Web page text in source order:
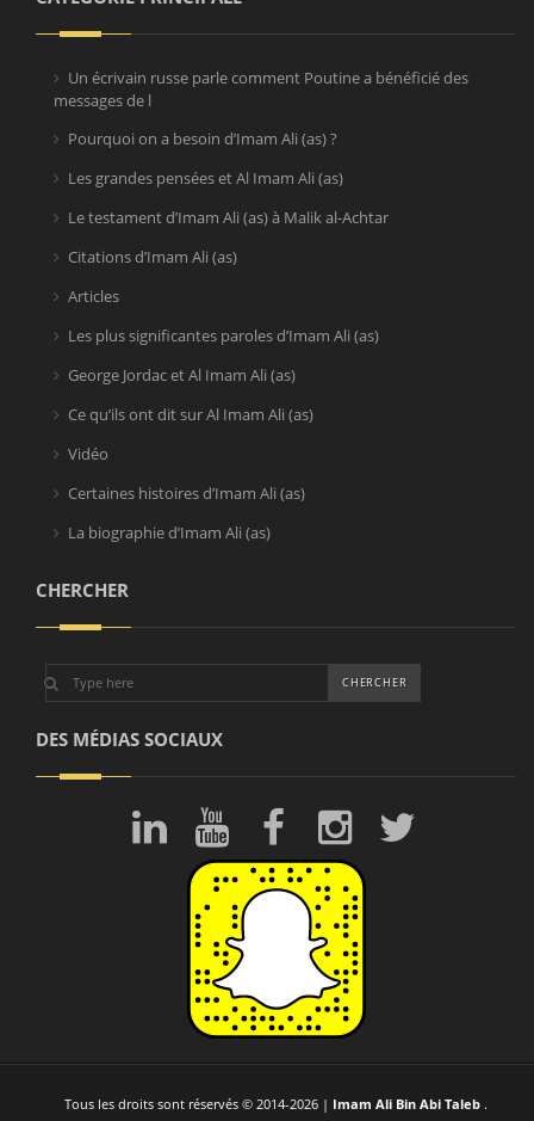
Un écrivain russe parle comment Poutine a bénéficié des
messages de l
Pourquoi on a besoin d’Imam Ali (as) ?
Les grandes pensées et Al Imam Ali (as)
Le testament d’Imam Ali (as) à Malik al-Achtar
Citations d’Imam Ali (as)
Articles
Les plus significantes paroles d’Imam Ali (as)
George Jordac et Al Imam Ali (as)
Ce qu’ils ont dit sur Al Imam Ali (as)
Vidéo
Certaines histoires d’Imam Ali (as)
La biographie d’Imam Ali (as)
CHERCHER
DES MÉDIAS SOCIAUX
Tous les droits sont réservés © 2014-2026 | Imam Ali Bin Abi Taleb .